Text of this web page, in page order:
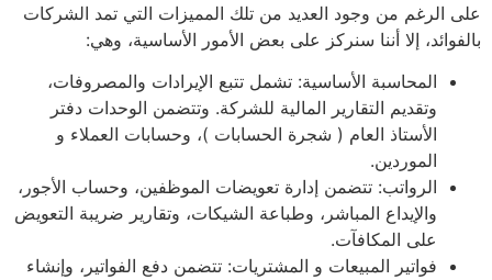
على الرغم من وجود العديد من تلك المميزات التي تمد الشركات
بالفوائد، إلا أننا سنركز على بعض الأمور الأساسية، وهي:
المحاسبة الأساسية: تشمل تتبع الإيرادات والمصروفات،
وتقديم التقارير المالية للشركة. وتتضمن الوحدات دفتر
الأستاذ العام ( شجرة الحسابات )، وحسابات العملاء و
الموردين.
الرواتب: تتضمن إدارة تعويضات الموظفين، وحساب الأجور،
والإيداع المباشر، وطباعة الشيكات، وتقارير ضريبة التعويض
على المكافآت.
فواتير المبيعات و المشتريات: تتضمن دفع الفواتير، وإنشاء